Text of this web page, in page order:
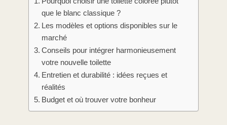
que le blanc classique ?
Les modèles et options disponibles sur le
marché
Conseils pour intégrer harmonieusement
votre nouvelle toilette
Entretien et durabilité : idées reçues et
réalités
Budget et où trouver votre bonheur